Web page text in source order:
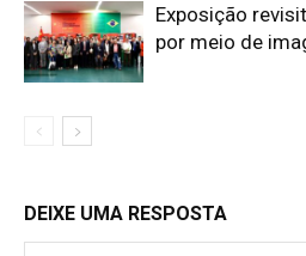
Exposição
por meio de
DEIXE UMA RESPOSTA